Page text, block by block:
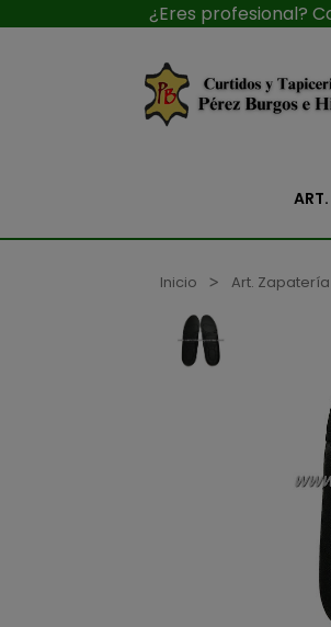
¿Eres profesional?
Inicio Art. Zapatería